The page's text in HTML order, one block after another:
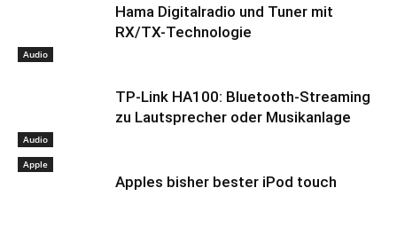
Audio
Hama Digitalradio und Tuner mit
RX/TX-Technologie
Audio
TP-Link HA100: Bluetooth-Streaming
zu Lautsprecher oder Musikanlage
Apple
Apples bisher bester iPod touch